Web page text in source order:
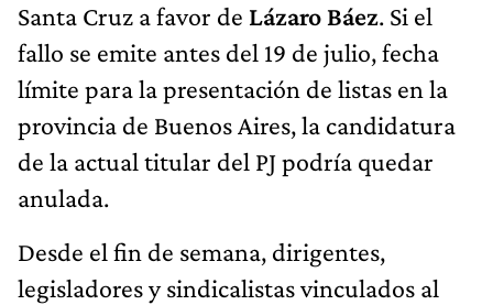
Santa Cruz a favor de Lázaro Báez. Si el
fallo se emite antes del 19 de julio, fecha
límite para la presentación de listas en la
provincia de Buenos Aires, la candidatura
de la actual titular del PJ podría quedar
anulada.
Desde el fin de semana, dirigentes,
legisladores y sindicalistas vinculados al